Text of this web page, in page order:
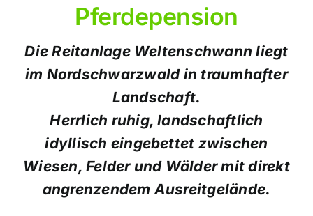
Pferdepension
Die Reitanlage Weltenschwann liegt
im Nordschwarzwald in traumhafter
Landschaft.
Herrlich ruhig, landschaftlich
idyllisch eingebettet zwischen
Wiesen, Felder und Wälder mit direkt
angrenzendem Ausreitgelände.